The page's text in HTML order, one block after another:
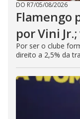
DO R7/05/08/2026
Flamengo
por Vini
Por ser o clube
direito a 2,5% da